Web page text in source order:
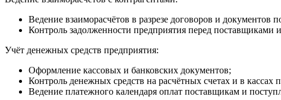
Ведение взаиморасчётов в разрезе договоров и документов
Контроль задолженности предприятия перед поставщиками
Учёт денежных средств предприятия:
Оформление кассовых и банковских документов;
Контроль денежных средств на расчётных счетах и в кассах
Ведение платежного календаря оплат поставщикам и